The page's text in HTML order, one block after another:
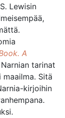
Lewisin
A
tarinat
Sitä
kirjoihin